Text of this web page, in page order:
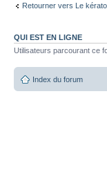
Retourner vers Le
QUI EST EN LIGNE
Utilisateurs parcourant ce
Index du forum